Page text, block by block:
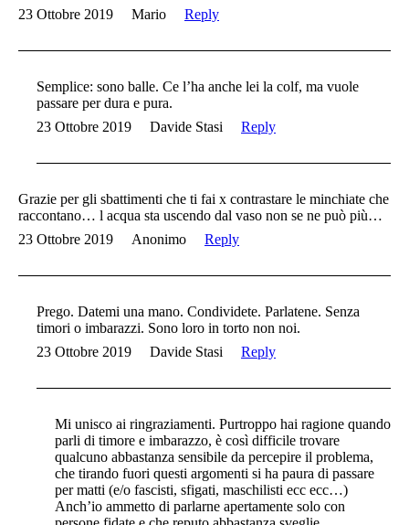
23 Ottobre 2019
Mario Reply
Semplice: sono balle. Ce l’ha anche lei la colf, ma vuole
passare per dura e pura.
23 Ottobre 2019
Davide Stasi Reply
Grazie per gli sbattimenti che ti fai x contrastare le minchiate che
raccontano… l acqua sta uscendo dal vaso non se ne può più…
23 Ottobre 2019
Anonimo Reply
Prego. Datemi una mano. Condividete. Parlatene. Senza
timori o imbarazzi. Sono loro in torto non noi.
23 Ottobre 2019
Davide Stasi Reply
Mi unisco ai ringraziamenti. Purtroppo hai ragione quando
parli di timore e imbarazzo, è così difficile trovare
qualcuno abbastanza sensibile da percepire il problema,
che tirando fuori questi argomenti si ha paura di passare
per matti (e/o fascisti, sfigati, maschilisti ecc ecc…)
Anch’io ammetto di parlarne apertamente solo con